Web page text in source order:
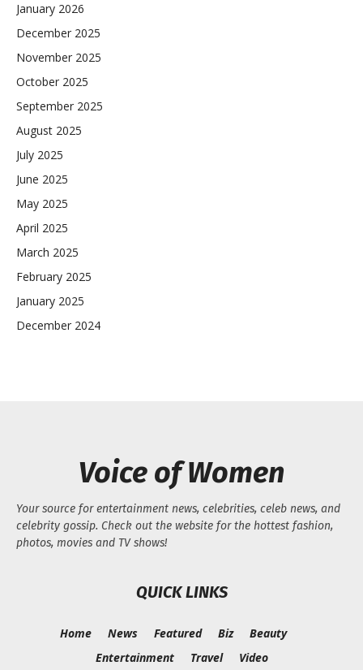
January 2026
December 2025
November 2025
October 2025
September 2025
August 2025
July 2025
June 2025
May 2025
April 2025
March 2025
February 2025
January 2025
December 2024
Voice of Women
Your source for entertainment news, celebrities, celeb news, and
celebrity gossip. Check out the website for the hottest fashion,
photos, movies and TV shows!
QUICK LINKS
Home News Featured Biz
Beauty
Entertainment
Travel Video